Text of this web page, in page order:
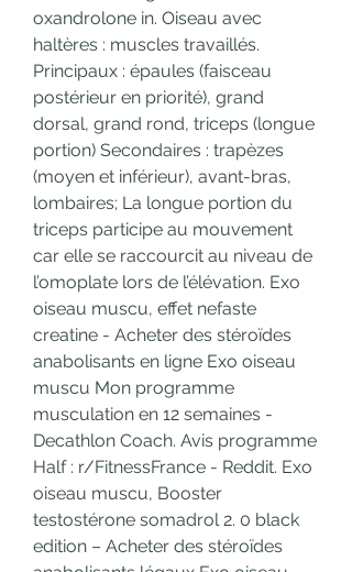
oxandrolone in. Oiseau avec
haltères : muscles travaillés.
Principaux : épaules (faisceau
postérieur en priorité), grand
dorsal, grand rond, triceps (longue
portion) Secondaires : trapèzes
(moyen et inférieur), avant-bras,
lombaires; La longue portion du
triceps participe au mouvement
car elle se raccourcit au niveau de
l’omoplate lors de l’élévation. Exo
oiseau muscu, effet nefaste
creatine - Acheter des stéroïdes
anabolisants en ligne Exo oiseau
muscu Mon programme
musculation en 12 semaines -
Decathlon Coach. Avis programme
Half : r/FitnessFrance - Reddit. Exo
oiseau muscu, Booster
testostérone somadrol 2. 0 black
edition – Acheter des stéroïdes